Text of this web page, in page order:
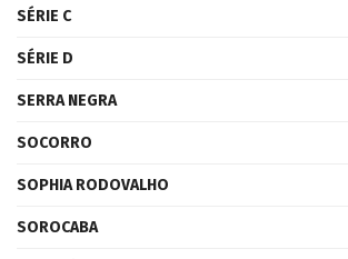
SÉRIE C
SÉRIE D
SERRA NEGRA
SOCORRO
SOPHIA RODOVALHO
SOROCABA